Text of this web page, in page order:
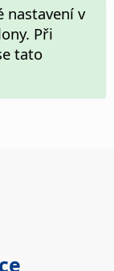
nastavení v
Při
tato